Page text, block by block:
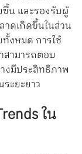
ขึ้น และรองรับผู้
ดเกิดขึ้นในส่วน
งหมด การใช้
สามารถตอบ
งมีประสิทธิภาพ
ะยะยาว
ใน